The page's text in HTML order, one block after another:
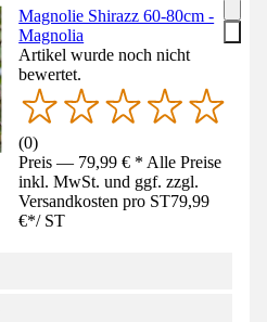
Magnolie Shirazz 60-80cm -
Magnolia
Artikel wurde noch nicht
bewertet.
(0)
Preis — 79,99 € * Alle Preise
inkl. MwSt. und ggf. zzgl.
Versandkosten pro ST79,99
€*/ ST